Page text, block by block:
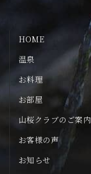
HOME
温泉
お料理
お部屋
山桜クラブのご案内
お客様の声
お知らせ